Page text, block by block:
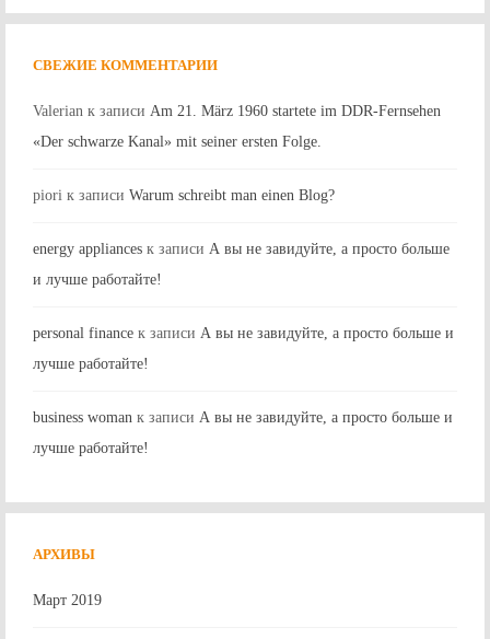
СВЕЖИЕ КОММЕНТАРИИ
Valerian к записи Am 21. März 1960 startete im DDR-Fernsehen
«Der schwarze Kanal» mit seiner ersten Folge.
piori к записи Warum schreibt man einen Blog?
energy appliances к записи А вы не завидуйте, а просто больше
и лучше работайте!
personal finance к записи А вы не завидуйте, а просто больше и
лучше работайте!
business woman к записи А вы не завидуйте, а просто больше и
лучше работайте!
АРХИВЫ
Март 2019